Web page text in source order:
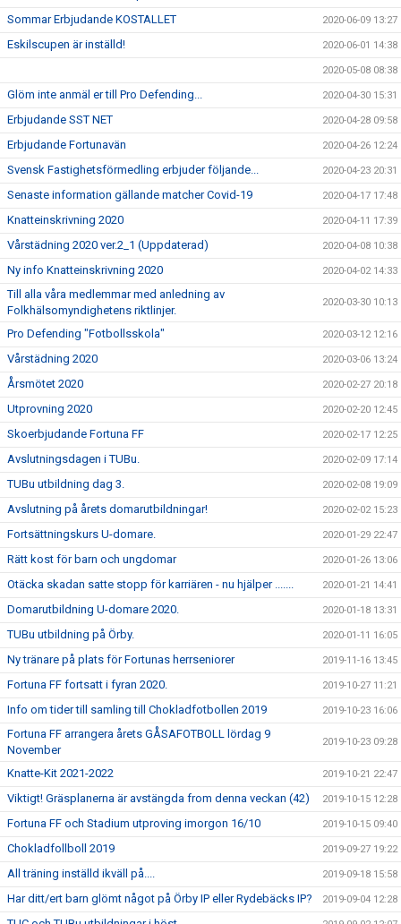
Sommar Erbjudande KOSTALLET 2020-06-09 13:27
Eskilscupen är inställd! 2020-06-01 14:38
2020-05-08 08:38
Glöm inte anmäl er till Pro Defending... 2020-04-30 15:31
Erbjudande SST NET 2020-04-28 09:58
Erbjudande Fortunavän 2020-04-26 12:24
Svensk Fastighetsförmedling erbjuder följande... 2020-04-23 20:31
Senaste information gällande matcher Covid-19 2020-04-17 17:48
Knatteinskrivning 2020 2020-04-11 17:39
Vårstädning 2020 ver.2_1 (Uppdaterad) 2020-04-08 10:38
Ny info Knatteinskrivning 2020 2020-04-02 14:33
Till alla våra medlemmar med anledning av
Folkhälsomyndighetens riktlinjer.
2020-03-30 10:13
Pro Defending "Fotbollsskola" 2020-03-12 12:16
Vårstädning 2020 2020-03-06 13:24
Årsmötet 2020 2020-02-27 20:18
Utprovning 2020 2020-02-20 12:45
Skoerbjudande Fortuna FF 2020-02-17 12:25
Avslutningsdagen i TUBu. 2020-02-09 17:14
TUBu utbildning dag 3. 2020-02-08 19:09
Avslutning på årets domarutbildningar! 2020-02-02 15:23
Fortsättningskurs U-domare. 2020-01-29 22:47
Rätt kost för barn och ungdomar 2020-01-26 13:06
Otäcka skadan satte stopp för karriären - nu hjälper ....... 2020-01-21 14:41
Domarutbildning U-domare 2020. 2020-01-18 13:31
TUBu utbildning på Örby. 2020-01-11 16:05
Ny tränare på plats för Fortunas herrseniorer 2019-11-16 13:45
Fortuna FF fortsatt i fyran 2020. 2019-10-27 11:21
Info om tider till samling till Chokladfotbollen 2019 2019-10-23 16:06
Fortuna FF arrangera årets GÅSAFOTBOLL lördag 9
November
2019-10-23 09:28
Knatte-Kit 2021-2022 2019-10-21 22:47
Viktigt! Gräsplanerna är avstängda from denna veckan (42) 2019-10-15 12:28
Fortuna FF och Stadium utproving imorgon 16/10 2019-10-15 09:40
Chokladfollboll 2019 2019-09-27 19:22
All träning inställd ikväll på.... 2019-09-18 15:58
Har ditt/ert barn glömt något på Örby IP eller Rydebäcks IP? 2019-09-04 12:28